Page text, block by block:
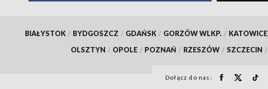
BIAŁYSTOK / BYDGOSZCZ / GDAŃSK / GORZÓW WLKP. / KATOWICE
OLSZTYN / OPOLE / POZNAŃ / RZESZÓW / SZCZECIN /
Dołącz do nas: